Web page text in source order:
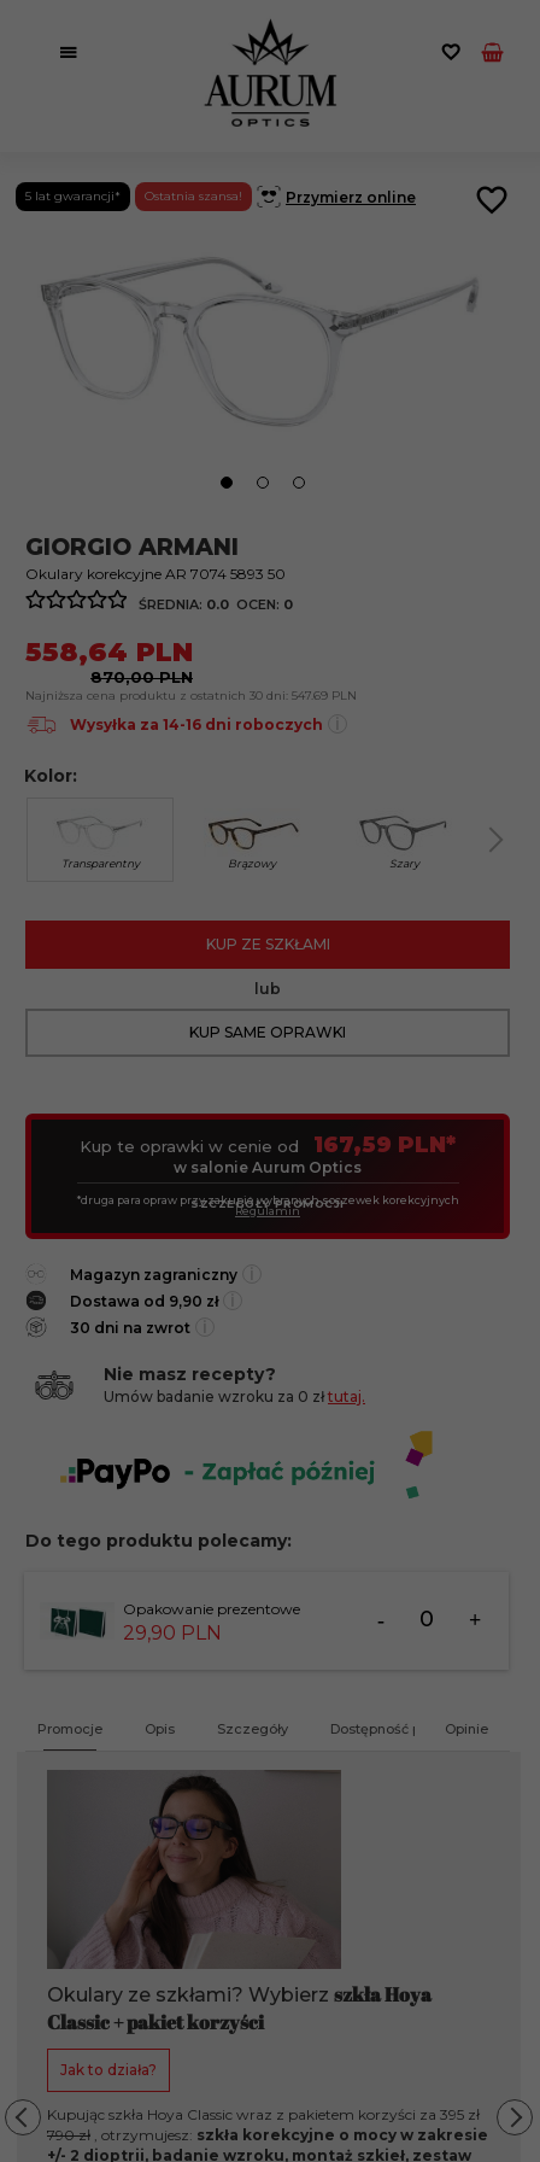
5 lat gwarancji* Ostatnia szansa! Przymierz online
GIORGIO ARMANI
Okulary korekcyjne AR 7074 5893 50
ŚREDNIA: 0.0 OCEN: 0
Kolor:
Transparentny Brązowy Szary
Kup te oprawki w cenie od 167,59 PLN*
w salonie Aurum Optics
*druga para opraw przy zakupie wybranych soczewek korekcyjnych
SZCZEGÓŁY PROMOCJI
Regulamin
Magazyn zagraniczny
Dostawa od 9,90 zł
30 dni na zwrot
558,64 PLN
870,00 PLN
Najniższa cena produktu z ostatnich 30 dni: 547.69 PLN
Wysyłka za 14-16 dni roboczych
KUP ZE SZKŁAMI
lub
KUP SAME OPRAWKI
Nie masz recepty?
Umów badanie wzroku za 0 złtutaj.
Do tego produktu polecamy:
Opakowanie prezentowe
29,90 PLN
dla
Promocje Opis Szczegóły Dostępność produktu
Opinie
Okulary ze szkłami? Wybierz szkła Hoya
Classic + pakiet korzyści
Jak to działa?
Kupując szkła Hoya Classic wraz z pakietem korzyści za 395 zł
790 zł , otrzymujesz: szkła korekcyjne o mocy w zakresie
+/- 2 dioptrii, badanie wzroku, montaż szkieł, zestaw